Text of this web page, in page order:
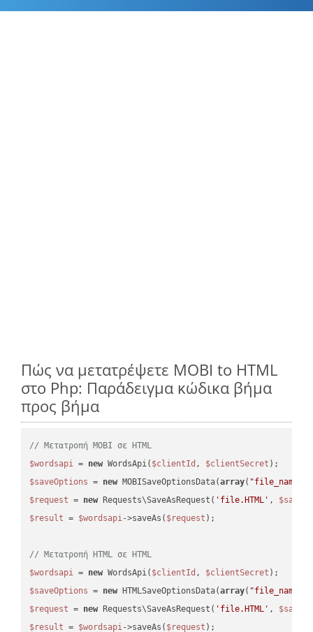
Πώς να μετατρέψετε MOBI to HTML
στο Php: Παράδειγμα κώδικα βήμα
προς βήμα
// Μετατροπή MOBI σε HTML
$wordsapi = new WordsApi( $clientId , $clientSecret
$saveOptions = new MOBISaveOptionsData(array( "file_name"
$request = new Requests\SaveAsRequest( 'file.HTML' ,
$result = $wordsapi->saveAs( $request );
// Μετατροπή HTML σε HTML
$wordsapi = new WordsApi( $clientId , $clientSecret
$saveOptions = new HTMLSaveOptionsData(array( "file_name"
$request = new Requests\SaveAsRequest( 'file.HTML' ,
$result = $wordsapi->saveAs( $request